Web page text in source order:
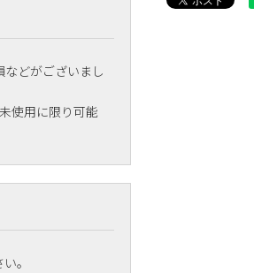
どがございまし
使用に限り可能
。